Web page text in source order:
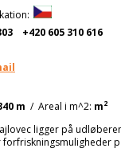
+420 605 310 616
m / Areal i m^2: m2
ligger på
forfriskningsmuligheder